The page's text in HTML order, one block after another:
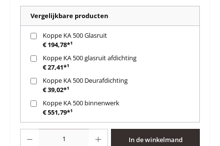
Vergelijkbare producten
Koppe KA 500 Glasruit
€ 194,78*¹
Koppe KA 500 glasruit afdichting
€ 27,41*¹
Koppe KA 500 Deurafdichting
€ 39,02*¹
Koppe KA 500 binnenwerk
€ 551,79*¹
In de winkelmand